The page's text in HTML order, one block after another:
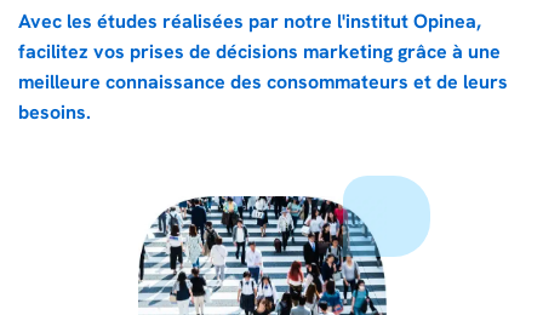
Avec les études réalisées par notre l'institut Opinea,
facilitez vos prises de décisions marketing grâce à une
meilleure connaissance des consommateurs et de leurs
besoins.